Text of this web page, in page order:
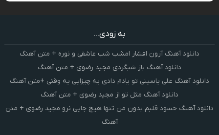
به زودی...
دانلود آهنگ آرون افشار امشب شب عاشقی و نوره + متن آهنگ
دانلود آهنگ باز شبگردی مجید رضوی + متن آهنگ
دانلود آهنگ علی یاسینی تو یادم دادی یه چیزایی یه وقتی +متن آهنگ
دانلود آهنگ مثل تو از مجید رضوی + متن آهنگ
دانلود آهنگ حسود قلبم بدون من تنها هیچ جایی نرو مجید رضوی + متن
آهنگ